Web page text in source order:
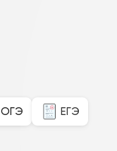
ОГЭ ЕГЭ